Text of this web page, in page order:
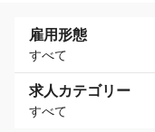
雇用形態
すべて
求人カテゴリー
すべて